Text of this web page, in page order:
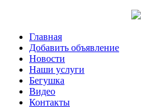
Главная
Добавить объявление
Новости
Наши услуги
Бегушка
Видео
Контакты